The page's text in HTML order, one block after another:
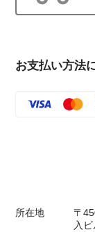
お支払い方法
所在地
〒
入